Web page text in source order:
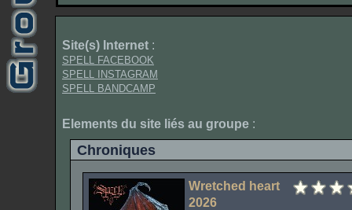
Site(s) Internet :
SPELL FACEBOOK
SPELL INSTAGRAM
SPELL BANDCAMP
Elements du site liés au groupe :
Chroniques
Wretched heart
2026